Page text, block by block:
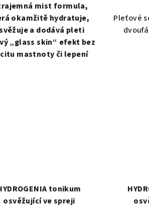
mist formula,
okamžitě hydratuje,
a dodává pleti
„glass skin“ efekt bez
mastnoty či lepení
Pleťové
tonikum
osvěžující ve spreji